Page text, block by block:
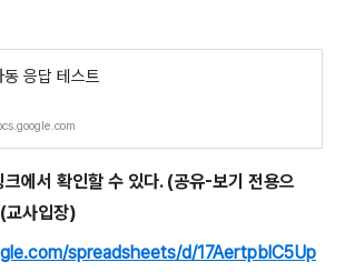
동 응답 테스트
에서 확인할 수 있다. (공유-보기 전용으
교사입장)
spreadsheets/d/17AertpblC5Up